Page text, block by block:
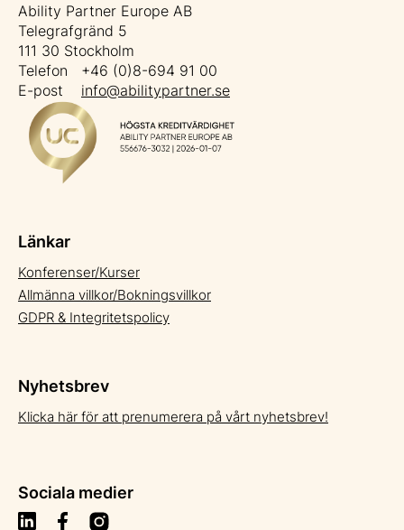
Ability Partner Europe AB
Telegrafgränd 5
111 30 Stockholm
Telefon +46 (0)8-694 91 00
E-post info@abilitypartner.se
Länkar
Konferenser/Kurser
Allmänna villkor/Bokningsvillkor
GDPR & Integritetspolicy
Nyhetsbrev
Klicka här för att prenumerera på vårt nyhetsbrev!
Sociala medier